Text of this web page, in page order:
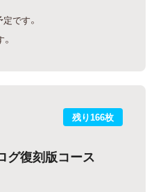
です。
残り166枚
グ復刻版コース